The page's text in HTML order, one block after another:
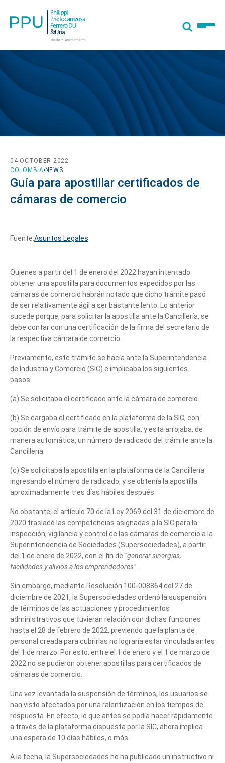
COLOMBIA NEWS
04 OCTOBER 2022
Guía para apostillar certificados de
cámaras de comercio
Fuente:Asuntos Legales
Quienes a partir del 1 de enero del 2022 hayan intentado
obtener una apostilla para documentos expedidos por las
cámaras de comercio habrán notado que dicho trámite pasó
de ser relativamente ágil a ser bastante lento. Lo anterior
sucede porque, para solicitar la apostilla ante la Cancillería, se
debe contar con una certificación de la firma del secretario de
la respectiva cámara de comercio.
Previamente, este trámite se hacía ante la Superintendencia
de Industria y Comercio (SIC) e implicaba los siguientes
pasos:
(a) Se solicitaba el certificado ante la cámara de comercio.
(b) Se cargaba el certificado en la plataforma de la SIC, con
opción de envío para trámite de apostilla, y esta arrojaba, de
manera automática, un número de radicado del trámite ante la
Cancillería.
(c) Se solicitaba la apostilla en la plataforma de la Cancillería
ingresando el número de radicado, y se obtenía la apostilla
aproximadamente tres días hábiles después.
No obstante, el artículo 70 de la Ley 2069 del 31 de diciembre de
2020 trasladó las competencias asignadas a la SIC para la
inspección, vigilancia y control de las cámaras de comercio a la
Superintendencia de Sociedades (Supersociedades), a partir
del 1 de enero de 2022, con el fin de “generar sinergias,
facilidades y alivios a los emprendedores”.
Sin embargo, mediante Resolución 100-008864 del 27 de
diciembre de 2021, la Supersociedades ordenó la suspensión
de términos de las actuaciones y procedimientos
administrativos que tuvieran relación con dichas funciones
hasta el 28 de febrero de 2022, previendo que la planta de
personal creada para cubrirlas no lograría estar vinculada antes
del 1 de marzo. Por esto, entre el 1 de enero y el 1 de marzo de
2022 no se pudieron obtener apostillas para certificados de
cámaras de comercio.
Una vez levantada la suspensión de términos, los usuarios se
han visto afectados por una ralentización en los tiempos de
respuesta. En efecto, lo que antes se podía hacer rápidamente
a través de la plataforma dispuesta por la SIC, ahora implica
una espera de 10 días hábiles, o más.
A la fecha, la Supersociedades no ha publicado un instructivo ni